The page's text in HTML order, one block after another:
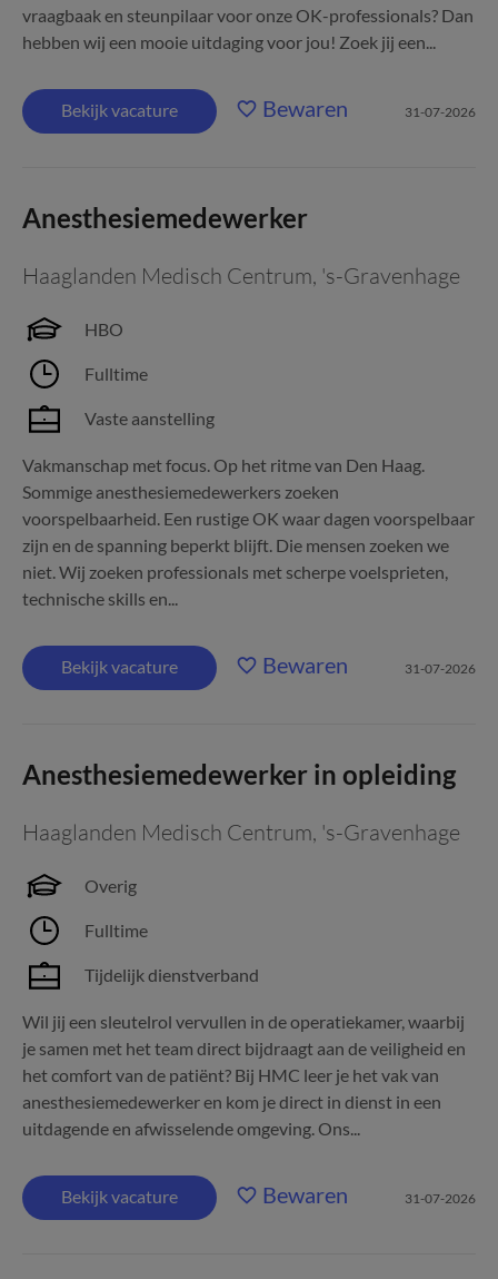
vraagbaak en steunpilaar voor onze OK-professionals? Dan
hebben wij een mooie uitdaging voor jou! Zoek jij een...
Bekijk vacature Bewaren 31-07-2026
Anesthesiemedewerker
Haaglanden Medisch Centrum, 's-Gravenhage
HBO
Fulltime
Vaste aanstelling
Vakmanschap met focus. Op het ritme van Den Haag.
Sommige anesthesiemedewerkers zoeken
voorspelbaarheid. Een rustige OK waar dagen voorspelbaar
zijn en de spanning beperkt blijft. Die mensen zoeken we
niet. Wij zoeken professionals met scherpe voelsprieten,
technische skills en...
Bekijk vacature Bewaren 31-07-2026
Anesthesiemedewerker in opleiding
Haaglanden Medisch Centrum, 's-Gravenhage
Overig
Fulltime
Tijdelijk dienstverband
Wil jij een sleutelrol vervullen in de operatiekamer, waarbij
je samen met het team direct bijdraagt aan de veiligheid en
het comfort van de patiënt? Bij HMC leer je het vak van
anesthesiemedewerker en kom je direct in dienst in een
uitdagende en afwisselende omgeving. Ons...
Bekijk vacature Bewaren 31-07-2026